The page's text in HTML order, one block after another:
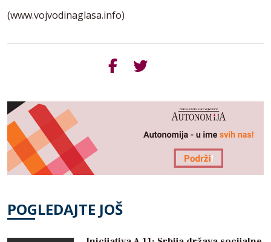
(www.vojvodinaglasa.info)
POGLEDAJTE JOŠ